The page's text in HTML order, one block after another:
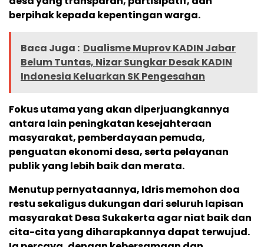
berpihak kepada kepentingan warga.
Baca Juga : Dualisme Muprov KADIN Jabar
Belum Tuntas, Nizar Sungkar Desak KADIN
Indonesia Keluarkan SK Pengesahan
Fokus utama yang akan diperjuangkannya
antara lain peningkatan kesejahteraan
masyarakat, pemberdayaan pemuda,
penguatan ekonomi desa, serta pelayanan
publik yang lebih baik dan merata.
Menutup pernyataannya, Idris memohon doa
restu sekaligus dukungan dari seluruh lapisan
masyarakat Desa Sukakerta agar niat baik dan
cita-cita yang diharapkannya dapat terwujud.